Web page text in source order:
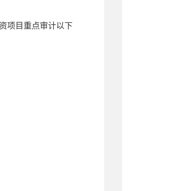
项目重点审计以下